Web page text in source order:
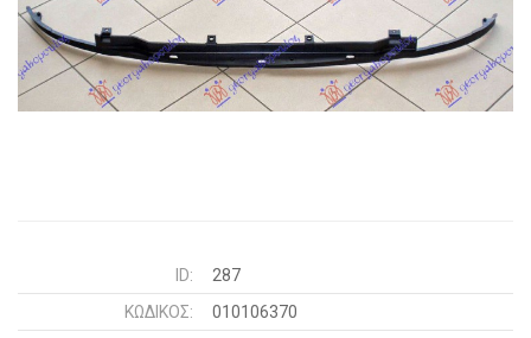
ID:
287
ΚΩΔΙΚΌΣ:
010106370